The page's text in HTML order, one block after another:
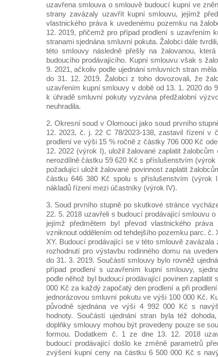
uzavřena smlouva o smlouvě budoucí kupní ve
strany zavázaly uzavřít kupní smlouvu, jejímž
vlastnického práva k uvedenému pozemku na
12. 2019, přičemž pro případ prodlení s uzavřením
stranami sjednána smluvní pokuta. Žalobci dále
této smlouvy následně přešly na žalovanou,
budoucího prodávajícího. Kupní smlouvu však s
9. 2021, ačkoliv podle ujednání smluvních stran
do 31. 12. 2019. Žalobci z toho dovozovali, že
uzavřením kupní smlouvy v době od 13. 1. 2020 do
k úhradě smluvní pokuty vyzvána předžalobní
neuhradila.
2. Okresní soud v Olomouci jako soud prvního
12. 2023, č. j. 22 C 78/2023-138, zastavil řízení v
prodlení ve výši 15 % ročně z částky 706 000 Kč
12. 2022 (výrok I), uložil žalované zaplatit žalobcům
nerozdílně částku 59 620 Kč s příslušenstvím
požadující uložit žalované povinnost zaplatit
částku 646 380 Kč spolu s příslušenstvím (výrok
nákladů řízení mezi účastníky (výrok IV).
3. Soud prvního stupně po skutkové stránce
22. 5. 2018 uzavřeli s budoucí prodávající smlouvu
jejímž předmětem byl převod vlastnického
vzniknout oddělením od tehdejšího pozemku parc. č.
XY. Budoucí prodávající se v této smlouvě zavázala
rozhodnutí pro výstavbu rodinného domu na
do 31. 3. 2019. Součástí smlouvy bylo rovněž
případ prodlení s uzavřením kupní smlouvy,
podle něhož byl budoucí prodávající povinen zaplatit
000 Kč za každý započatý den prodlení a při
jednorázovou smluvní pokutu ve výši 100 000 Kč.
původně sjednána ve výši 4 992 000 Kč s
hodnoty. Součástí ujednání stran byla též
doplňky smlouvy mohou být provedeny pouze se
formou. Dodatkem č. 1 ze dne 13. 12. 2018
budoucí prodávající došlo ke změně parametrů
zvýšení kupní ceny na částku 6 500 000 Kč s